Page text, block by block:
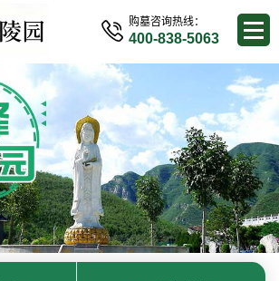
购墓咨询热线：
400-838-5063